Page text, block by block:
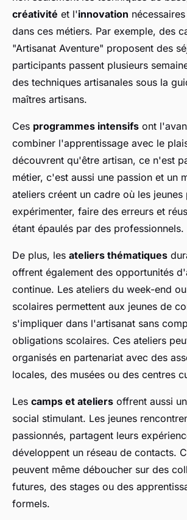
créativité et l'innovation
dans ces métiers. Par exemple, des
"Artisanat Aventure" proposent des
participants passent plusieurs
des techniques artisanales sous la
maîtres artisans.
Ces programmes intensifs ont
combiner l'apprentissage avec le
découvrent qu'être artisan, ce n'est
métier, c'est aussi une passion et un
ateliers créent un cadre où les jeunes
expérimenter, faire des erreurs et
étant épaulés par des professionnels.
De plus, les ateliers thématiques
offrent également des opportunités
continue. Les ateliers du week-end
scolaires permettent aux jeunes de
s'impliquer dans l'artisanat sans
obligations scolaires. Ces ateliers
organisés en partenariat avec des
locales, des musées ou des centres
Les camps et ateliers offrent aussi
social stimulant. Les jeunes
passionnés, partagent leurs
développent un réseau de contacts.
peuvent même déboucher sur des
futures, des stages ou des
formels.